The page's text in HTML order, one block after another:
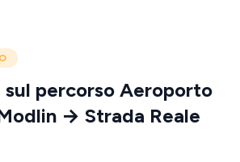
sul percorso Aeroporto
→ Strada Reale